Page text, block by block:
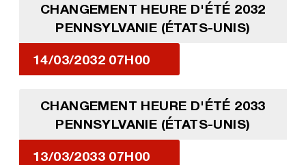
CHANGEMENT HEURE D'ÉTÉ 2032
PENNSYLVANIE (ÉTATS-UNIS)
14/03/2032 07H00
CHANGEMENT HEURE D'ÉTÉ 2033
PENNSYLVANIE (ÉTATS-UNIS)
13/03/2033 07H00